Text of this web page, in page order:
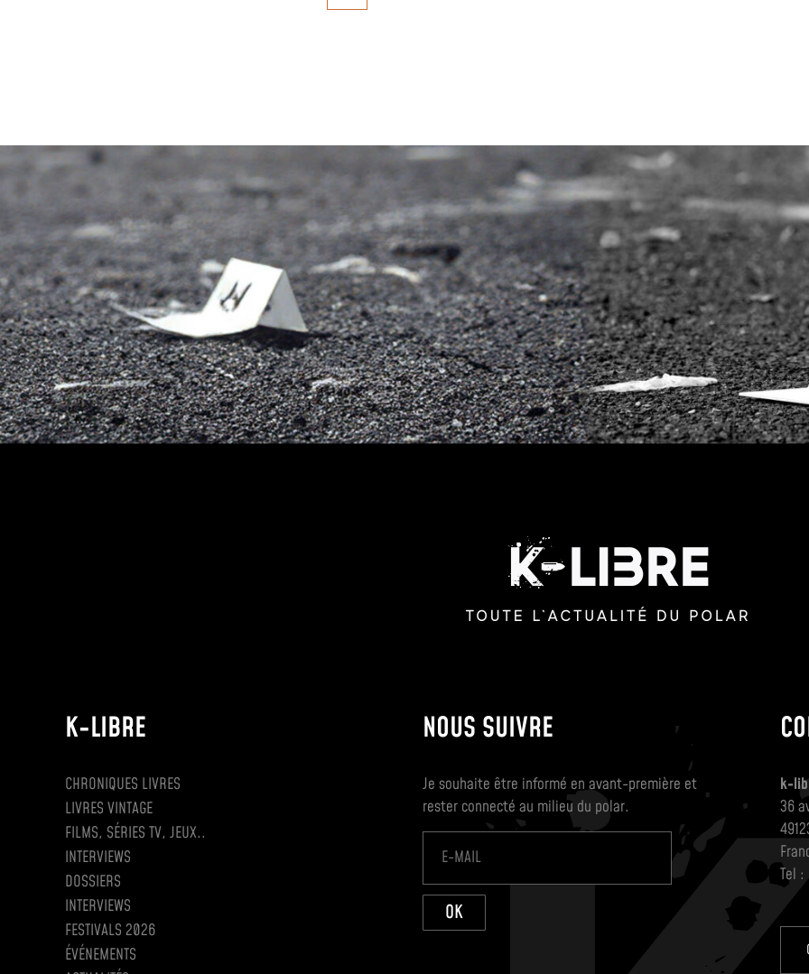
K-LIBRE
CHRONIQUES LIVRES
LIVRES VINTAGE
FILMS, SÉRIES TV, JEUX..
INTERVIEWS
DOSSIERS
INTERVIEWS
FESTIVALS 2026
ÉVÉNEMENTS
NOUS SUIVRE
Je souhaite être informé en avant-première et
rester connecté au milieu du polar.
OK
k-
36
Tel :